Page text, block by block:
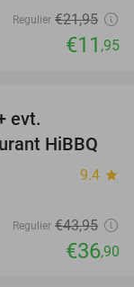
Regulier €21,95
€11 ,95
evt.
HiBBQ
9.4 star
Regulier €43,95
€36,90